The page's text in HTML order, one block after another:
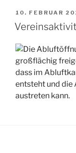
AM
10. FEBRUAR